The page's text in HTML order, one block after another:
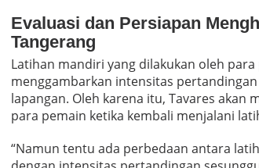
Evaluasi dan Persiapan
Tangerang
Latihan mandiri yang dilakukan oleh
menggambarkan intensitas
lapangan. Oleh karena itu, Tavares akan
para pemain ketika kembali menjalani
“Namun tentu ada perbedaan antara